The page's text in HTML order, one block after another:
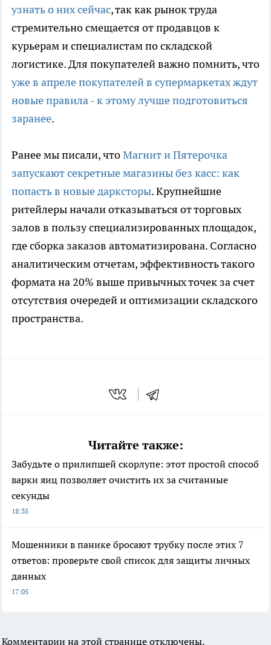
узнать о них сейчас, так как рынок труда
стремительно смещается от продавцов к
курьерам и специалистам по складской
логистике. Для покупателей важно помнить, что
уже в апреле покупателей в супермаркетах ждут
новые правила - к этому лучше подготовиться
заранее.
Ранее мы писали, чтоМагнит и Пятерочка
запускают секретные магазины без касс: как
попасть в новые дарксторы. Крупнейшие
ритейлеры начали отказываться от торговых
залов в пользу специализированных площадок,
где сборка заказов автоматизирована. Согласно
аналитическим отчетам, эффективность такого
формата на 20% выше привычных точек за счет
отсутствия очередей и оптимизации складского
пространства.
Читайте также:
Забудьте о прилипшей скорлупе: этот простой способ
варки яиц позволяет очистить их за считанные
секунды
18:35
Мошенники в панике бросают трубку после этих 7
ответов: проверьте свой список для защиты личных
данных
17:05
Комментарии на этой странице отключены.